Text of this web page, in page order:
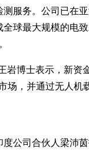
测服务。公司已在
全球最大规模的电
岩博士表示，新资
场，并通过无人机
度公司合伙人梁沛